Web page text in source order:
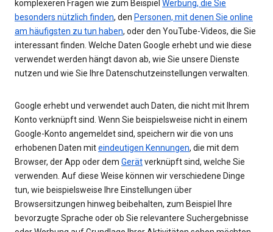
komplexeren Fragen wie zum Beispiel Werbung, die Sie
besonders nützlich finden, den Personen, mit denen Sie online
am häufigsten zu tun haben, oder den YouTube-Videos, die Sie
interessant finden. Welche Daten Google erhebt und wie diese
verwendet werden hängt davon ab, wie Sie unsere Dienste
nutzen und wie Sie Ihre Datenschutzeinstellungen verwalten.
Google erhebt und verwendet auch Daten, die nicht mit Ihrem
Konto verknüpft sind. Wenn Sie beispielsweise nicht in einem
Google-Konto angemeldet sind, speichern wir die von uns
erhobenen Daten miteindeutigen Kennungen, die mit dem
Browser, der App oder dem Gerätverknüpft sind, welche Sie
verwenden. Auf diese Weise können wir verschiedene Dinge
tun, wie beispielsweise Ihre Einstellungen über
Browsersitzungen hinweg beibehalten, zum Beispiel Ihre
bevorzugte Sprache oder ob Sie relevantere Suchergebnisse